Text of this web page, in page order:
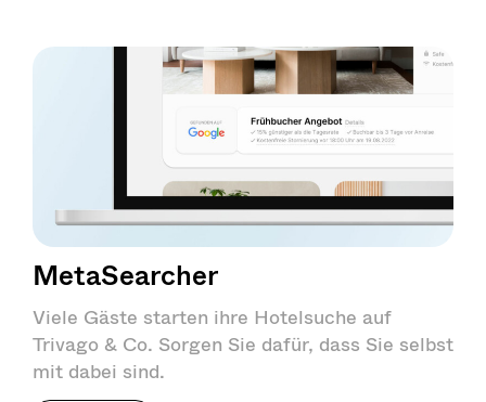
MetaSearcher
Viele Gäste starten ihre Hotelsuche auf
Trivago & Co. Sorgen Sie dafür, dass Sie selbst
mit dabei sind.